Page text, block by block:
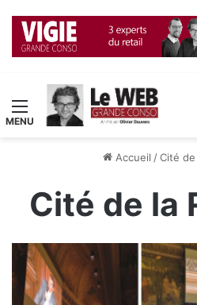
Menu
Accueil / Cité
Cité de la